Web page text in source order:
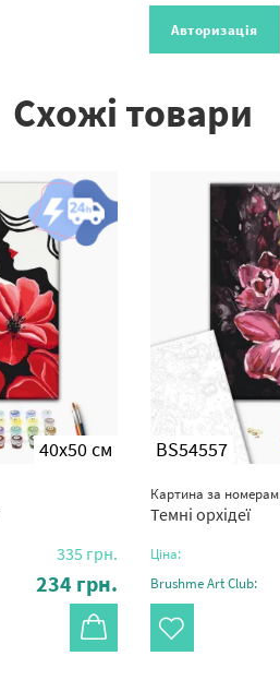
Авторизація
Схожі товари
40x50 см
335 грн.
234 грн.
BS54557
Картина за
Темні орхідеї
Ціна:
Brushme Art Club: